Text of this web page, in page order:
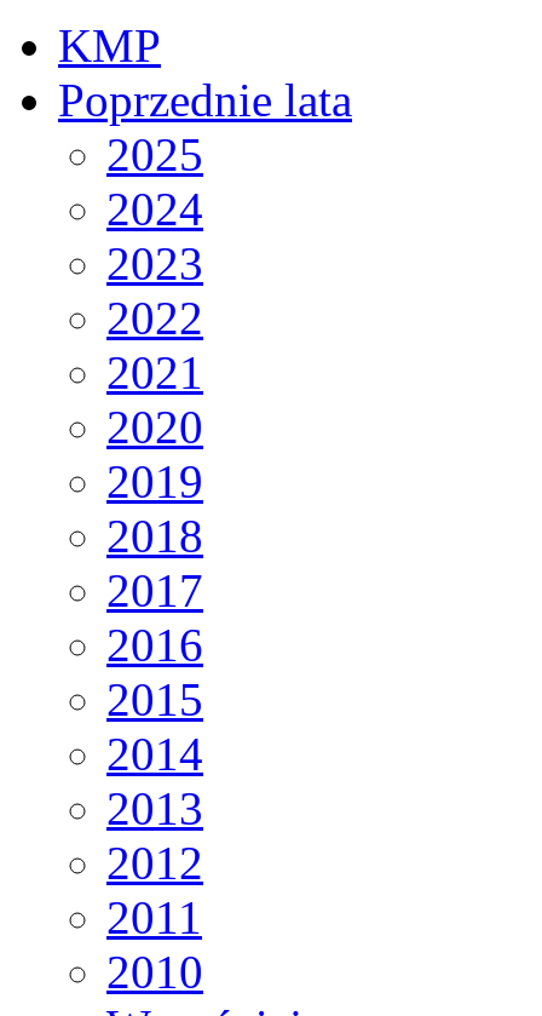
KMP
Poprzednie lata
2025
2024
2023
2022
2021
2020
2019
2018
2017
2016
2015
2014
2013
2012
2011
2010